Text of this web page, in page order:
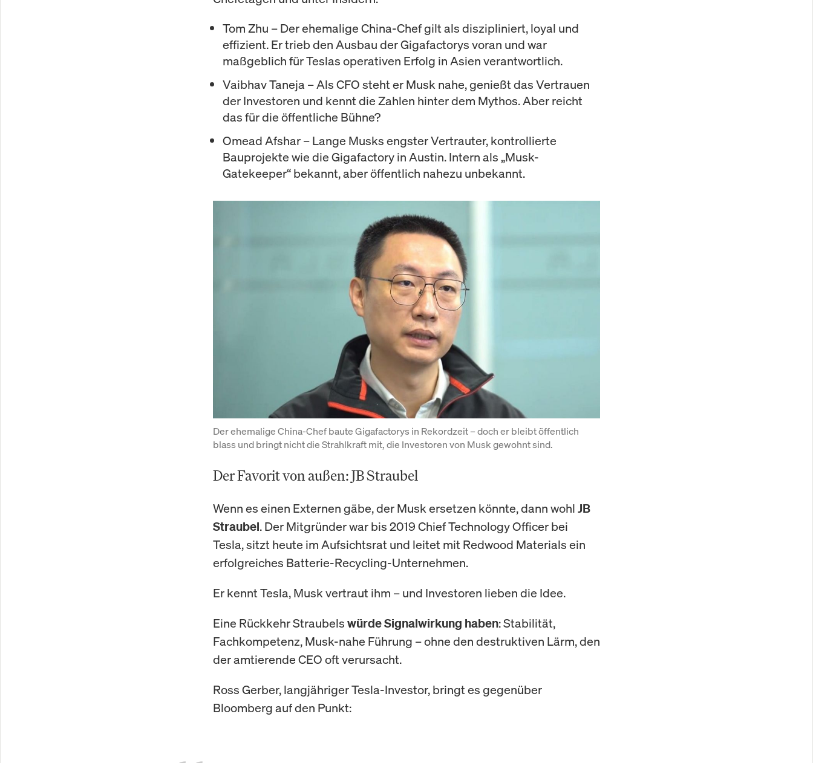
Tom Zhu – Der ehemalige China-Chef gilt als diszipliniert, loyal und
effizient. Er trieb den Ausbau der Gigafactorys voran und war
maßgeblich für Teslas operativen Erfolg in Asien verantwortlich.
Vaibhav Taneja – Als CFO steht er Musk nahe, genießt das Vertrauen
der Investoren und kennt die Zahlen hinter dem Mythos. Aber reicht
das für die öffentliche Bühne?
Omead Afshar– Lange Musks engster Vertrauter, kontrollierte
Bauprojekte wie die Gigafactory in Austin. Intern als „Musk-
Gatekeeper“ bekannt, aber öffentlich nahezu unbekannt.
Der ehemalige China-Chef baute Gigafactorys in Rekordzeit – doch er bleibt öffentlich
blass und bringt nicht die Strahlkraft mit, die Investoren von Musk gewohnt sind.
Der Favorit von außen: JB Straubel
Wenn es einen Externen gäbe, der Musk ersetzen könnte, dann wohl JB
Straubel. Der Mitgründer war bis 2019 Chief Technology Officer bei
Tesla, sitzt heute im Aufsichtsrat und leitet mit Redwood Materials ein
erfolgreiches Batterie-Recycling-Unternehmen.
Er kennt Tesla, Musk vertraut ihm – und Investoren lieben die Idee.
Eine Rückkehr Straubels würde Signalwirkung haben: Stabilität,
Fachkompetenz, Musk-nahe Führung – ohne den destruktiven Lärm, den
der amtierende CEO oft verursacht.
Ross Gerber, langjähriger Tesla-Investor, bringt es gegenüber
Bloomberg auf den Punkt: